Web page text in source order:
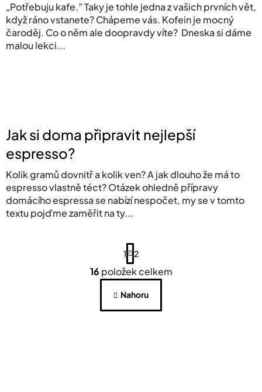
„Potřebuju kafe.” Taky je tohle jedna z vašich prvních vět,
když ráno vstanete? Chápeme vás. Kofein je mocný
čaroděj. Co o něm ale doopravdy víte? Dneska si dáme
malou lekci...
Jak si doma připravit nejlepší
espresso?
Kolik gramů dovnitř a kolik ven? A jak dlouho že má to
espresso vlastně téct? Otázek ohledně přípravy
domácího espressa se nabízí nespočet, my se v tomto
textu pojďme zaměřit na ty...
O
v
á
S
t
r
á
k
o
1 2
16 položek celkem
Nahoru